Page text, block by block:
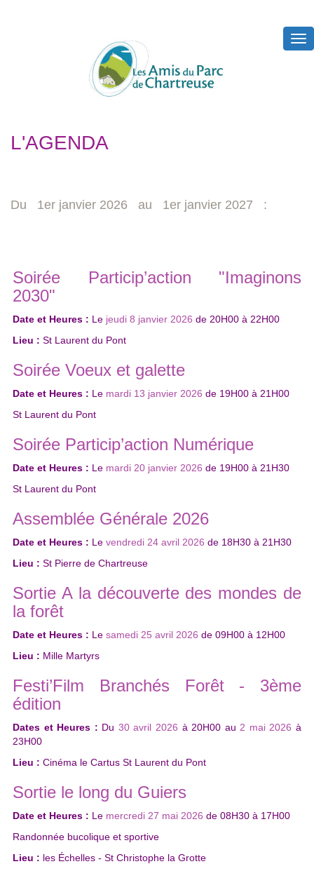
L'AGENDA
Du 1er janvier 2026 au 1er janvier 2027 :
Soirée Particip’action "Imaginons
2030"
Date et Heures : Le jeudi 8 janvier 2026 de 20H00 à 22H00
Lieu : St Laurent du Pont
Soirée Voeux et galette
Date et Heures : Le mardi 13 janvier 2026 de 19H00 à 21H00
St Laurent du Pont
Soirée Particip’action Numérique
Date et Heures : Le mardi 20 janvier 2026 de 19H00 à 21H30
St Laurent du Pont
Assemblée Générale 2026
Date et Heures : Le vendredi 24 avril 2026 de 18H30 à 21H30
Lieu : St Pierre de Chartreuse
Sortie A la découverte des mondes de
la forêt
Date et Heures : Le samedi 25 avril 2026 de 09H00 à 12H00
Lieu : Mille Martyrs
Festi’Film Branchés Forêt - 3ème
édition
Dates et Heures : Du 30 avril 2026 à20H00 au2 mai 2026 à
23H00
Lieu : Cinéma le Cartus St Laurent du Pont
Sortie le long du Guiers
Date et Heures : Le mercredi 27 mai 2026 de 08H30 à 17H00
Randonnée bucolique et sportive
Lieu : les Échelles - St Christophe la Grotte